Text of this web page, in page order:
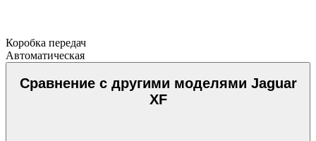
Коробка передач
Автоматическая
Сравнение с другими моделями Jaguar
XF